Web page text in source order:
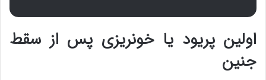
اولین پریود یا خونریزی پس از سقط
جنین